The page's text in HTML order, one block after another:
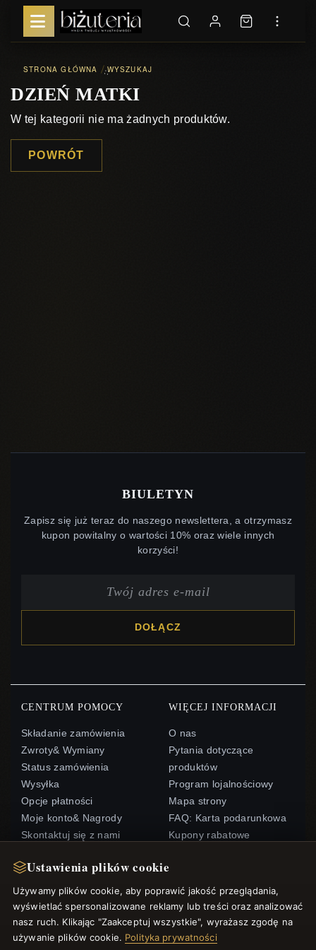
Ustawienia plików cookie
Używamy plików cookie, aby poprawić jakość przeglądania,
wyświetlać spersonalizowane reklamy lub treści oraz analizować
nasz ruch. Klikając "Zaakceptuj wszystkie", wyrażasz zgodę na
używanie plików cookie. Polityka prywatności
STRONA GŁÓWNA ::WYSZUKAJ
DZIEŃ MATKI
W tej kategorii nie ma żadnych produktów.
POWRÓT
BIULETYN
Zapisz się już teraz do naszego newslettera, a otrzymasz
kupon powitalny o wartości 10% oraz wiele innych
korzyści!
DOŁĄCZ
CENTRUM POMOCY
Składanie zamówienia
Zwroty& Wymiany
Status zamówienia
Wysyłka
Opcje płatności
Moje konto& Nagrody
Skontaktuj się z nami
WIĘCEJ INFORMACJI
O nas
Pytania dotyczące
produktów
Program lojalnościowy
Mapa strony
FAQ: Karta podarunkowa
Kupony rabatowe
SZYBKIE LINKI
Nowe produkty
Oferty specjalne
ŚLEDŹ NAS